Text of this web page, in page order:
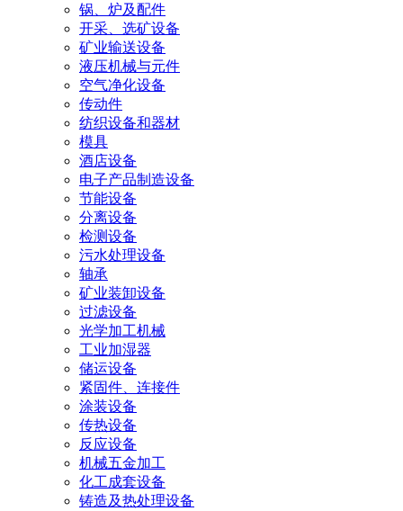
锅、炉及配件
开采、选矿设备
矿业输送设备
液压机械与元件
空气净化设备
传动件
纺织设备和器材
模具
酒店设备
电子产品制造设备
节能设备
分离设备
检测设备
污水处理设备
轴承
矿业装卸设备
过滤设备
光学加工机械
工业加湿器
储运设备
紧固件、连接件
涂装设备
传热设备
反应设备
机械五金加工
化工成套设备
铸造及热处理设备